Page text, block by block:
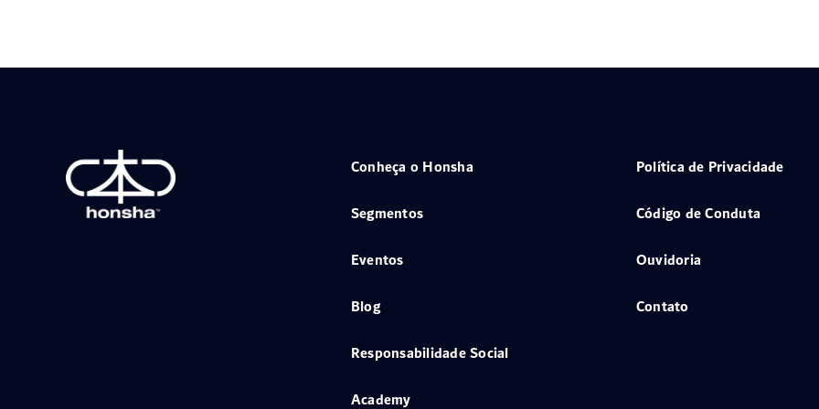
Conheça o Honsha
Segmentos
Eventos
Blog
Responsabilidade Social
Academy
Política de Privacidade
Código de Conduta
Ouvidoria
Contato